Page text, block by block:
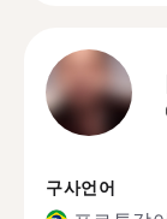
구사언어